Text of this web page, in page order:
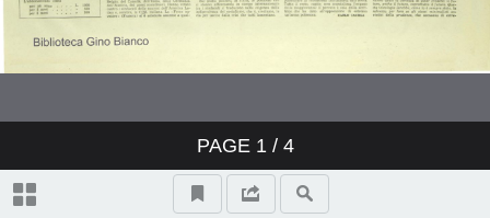
PAGE 1/ 4